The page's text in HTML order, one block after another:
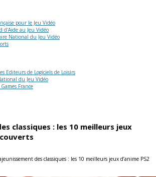
pour le Jeu Vidéo
d'Aide au Jeu Vidéo
National du Jeu Vidéo
Editeurs de Logiciels de Loisirs
du Jeu Vidéo
France
classiques : les 10 meilleurs jeux
des classiques : les 10 meilleurs jeux d’anime PS2